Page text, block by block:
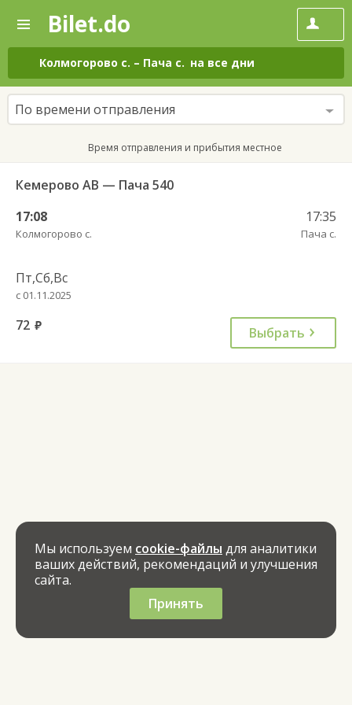
—
Поиск
и
покупка
билетов
на
автобус
онлайн
Bilet.do
Колмогорово с. – Пача с. на все дни
По времени отправления
Время отправления и прибытия местное
Кемерово АВ — Пача 540
17:08
Колмогорово с.
17:35
Пача с.
Пт,Сб,Вс
с 01.11.2025
72 руб. Выбрать
Мы используем cookie-файлы для аналитики
ваших действий, рекомендаций и улучшения
сайта.
Принять